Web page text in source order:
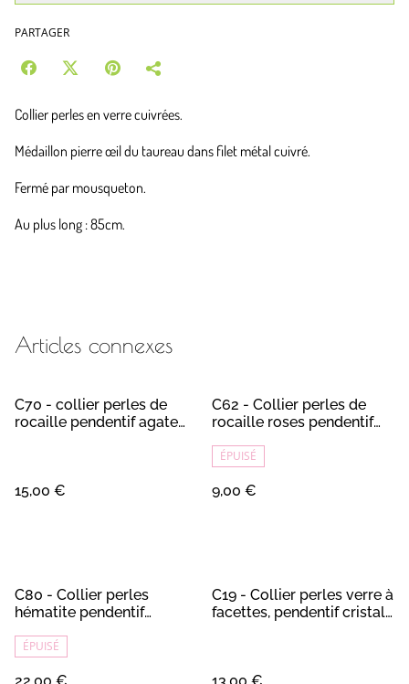
PARTAGER
Collier perles en verre cuivrées.
Médaillon pierre œil du taureau dans filet métal cuivré.
Fermé par mousqueton.
Au plus long : 85cm.
Articles connexes
C70 - collier perles de
rocaille pendentif agate
15,00 €
C62 - Collier perles de
rocaille roses pendentif
ÉPUISÉ
9,00 €
C80 - Collier perles
hématite pendentif
ÉPUISÉ
C19 - Collier perles verre à
facettes, pendentif cristal